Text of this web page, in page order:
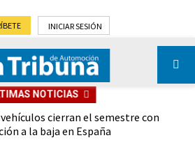
INICIAR SESIÓN
NOTICIAS
cierran el semestre con
a la baja en España